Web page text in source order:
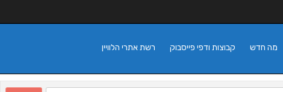
רשת אתרי הלוויין קבוצות ודפי פייסבוק מה חדש